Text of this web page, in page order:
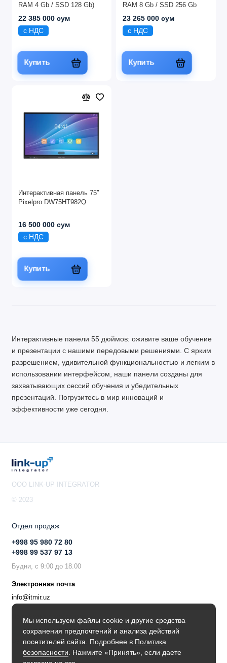
RAM 4 Gb / SSD 128 Gb)
22 385 000 сум
с НДС
Купить
RAM 8 Gb / SSD 256 Gb
23 265 000 сум
с НДС
Купить
Интерактивная панель 75″
Pixelpro DW75HT982Q
16 500 000 сум
с НДС
Купить
Интерактивные панели 55 дюймов: оживите ваше обучение
и презентации с нашими передовыми решениями. С ярким
разрешением, удивительной функциональностью и легким в
использовании интерфейсом, наши панели созданы для
захватывающих сессий обучения и убедительных
презентаций. Погрузитесь в мир инноваций и
эффективности уже сегодня.
Мы используем файлы cookie и другие средства
сохранения предпочтений и анализа действий
посетителей сайта. Подробнее в Политика
безопасности . Нажмите «Принять», если даете
OOO LINK-UP INTEGRATOR
© 2023
Отдел продаж
+998 95 980 72 80
+998 99 537 97 13
Будни, с 9:00 до 18.00
Электронная почта
info@itmir.uz
Поддержка в мессенджере
Будьте в курсе наших новостей!